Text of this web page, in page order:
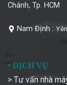
Chánh, Tp. HCM
Nam Định :
• DỊCH VỤ
> Tư vấn nhà